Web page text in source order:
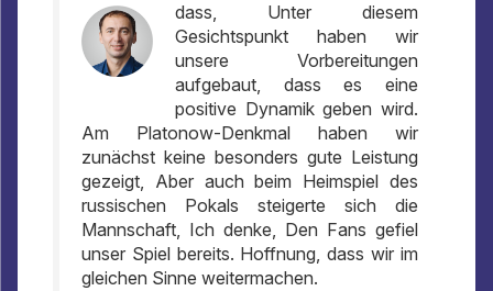
dass, Unter diesem
Gesichtspunkt haben wir
unsere Vorbereitungen
aufgebaut, dass es eine
positive Dynamik geben wird.
Am Platonow-Denkmal haben wir
zunächst keine besonders gute Leistung
gezeigt, Aber auch beim Heimspiel des
russischen Pokals steigerte sich die
Mannschaft, Ich denke, Den Fans gefiel
unser Spiel bereits. Hoffnung, dass wir im
gleichen Sinne weitermachen.